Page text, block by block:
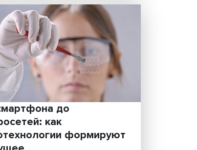
манипулировать людьми
Для понимания методов,
стимулирующих
покупки, нужно выяснить
изначальных ......